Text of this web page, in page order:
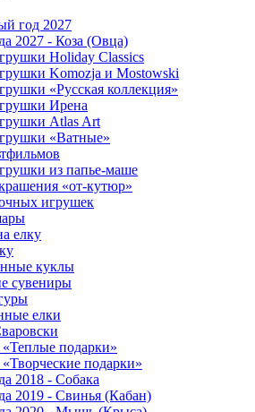
год 2027
2027 - Коза (Овца)
Holiday Classics
Komozja и Mostowski
«Русская коллекция»
Ирена
Atlas Art
«Ватные»
из папье-маше
«от-кутюр»
игрушек
елку
куклы
сувениры
елки
подарки»
подарки»
2018 - Собака
2019 - Свинья (Кабан)